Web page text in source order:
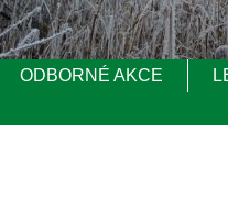
ODBORNÉ AKCE